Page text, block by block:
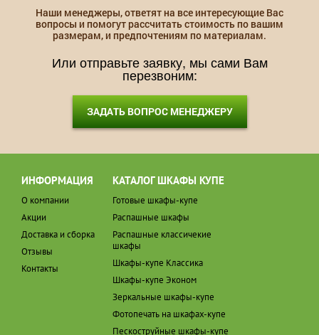
Наши менеджеры, ответят на все интересующие Вас
вопросы и помогут рассчитать стоимость по вашим
размерам, и предпочтениям по материалам.
Или отправьте заявку, мы сами Вам
перезвоним:
ЗАДАТЬ ВОПРОС МЕНЕДЖЕРУ
ИНФОРМАЦИЯ
О компании
Акции
Доставка и сборка
Отзывы
Контакты
КАТАЛОГ ШКАФЫ КУПЕ
Готовые шкафы-купе
Распашные шкафы
Распашные классичекие
шкафы
Шкафы-купе Классика
Шкафы-купе Эконом
Зеркальные шкафы-купе
Фотопечать на шкафах-купе
Пескоструйные шкафы-купе